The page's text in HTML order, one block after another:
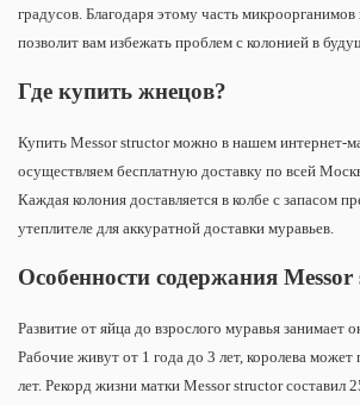
градусов. Благодаря этому часть
позволит вам избежать проблем с колонией в
Где купить жнецов?
Купить Messor structor можно в нашем интернет-
осуществляем бесплатную доставку по всей
Каждая колония доставляется в колбе с запасом
утеплителе для аккуратной доставки муравьев.
Особенности содержания
Развитие от яйца до взрослого муравья занимает
Рабочие живут от 1 года до 3 лет, королева
лет. Рекорд жизни матки Messor structor составил